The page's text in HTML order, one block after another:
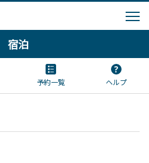
宿泊
予約一覧 ヘルプ